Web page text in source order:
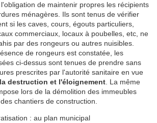
de maintenir propres les récipients
ménagères. Ils sont tenus de vérifier
si les caves, cours, égouts particuliers,
commerciaux, locaux à poubelles, etc, ne
par des rongeurs ou autres nuisibles.
de rongeurs est constatée, les
ci-dessus sont tenues de prendre sans
prescrites par l'autorité sanitaire en vue
la destruction et l'éloignement . La même
lors de la démolition des immeubles
chantiers de construction.
: au plan municipal